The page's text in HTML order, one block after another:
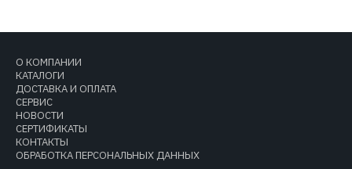
О КОМПАНИИ
КАТАЛОГИ
ДОСТАВКА И ОПЛАТА
СЕРВИС
НОВОСТИ
СЕРТИФИКАТЫ
КОНТАКТЫ
ОБРАБОТКА ПЕРСОНАЛЬНЫХ ДАННЫХ